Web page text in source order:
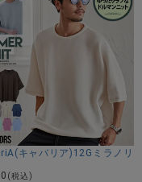
り実際の商品と異な
ストレッチバンドカラー
キャバリア)12Gミラノリ
(税込)